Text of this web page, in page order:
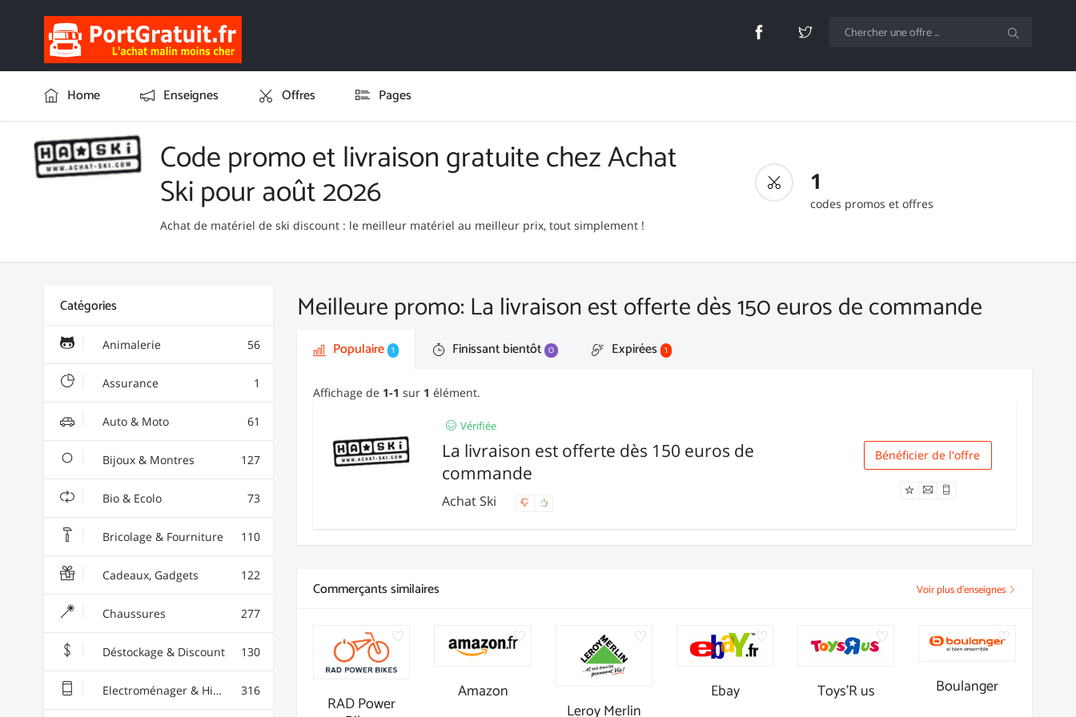
Home Enseignes Offres Pages
Code promo et livraison gratuite chez Achat
Ski pour août 2026
Achat de matériel de ski discount : le meilleur matériel au meilleur prix, tout simplement !
1
codes promos et offres
Catégories
Animalerie 56
Assurance 1
Auto & Moto 61
Bijoux & Montres 127
Bio & Ecolo 73
Bricolage & Fourniture 110
Cadeaux, Gadgets 122
Chaussures 277
Déstockage & Discount 130
Electroménager & High-Tech 316
Meilleure promo: La livraison est offerte dès 150 euros de commande
Populaire 1 Finissant bientôt 0 Expirées 1
Affichage de 1-1 sur 1 élément.
Vérifiée
La livraison est offerte dès 150 euros de
commande
Achat Ski
Livraison
Bénéficier de l'offre
Commerçants similaires Voir plus d'enseignes
RAD Power
Amazon
Leroy Merlin
Ebay Toys'R us Boulanger